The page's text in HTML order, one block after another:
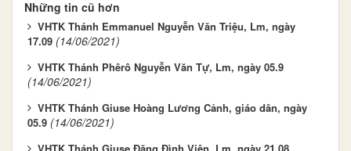
Những tin cũ hơn
VHTK Thánh Emmanuel Nguyễn Văn Triệu, Lm, ngày
17.09 (14/06/2021)
VHTK Thánh Phêrô Nguyễn Văn Tự, Lm, ngày 05.9
(14/06/2021)
VHTK Thánh Giuse Hoàng Lương Cảnh, giáo dân, ngày
05.9 (14/06/2021)